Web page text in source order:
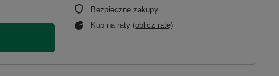
Bezpieczne zakupy
Kup na raty (oblicz ratę)